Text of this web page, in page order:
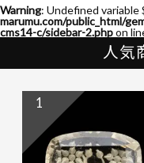
Warning: Undefined variable
marumu.com/public_html/
cms14-c/sidebar-2.phpon
人気
1